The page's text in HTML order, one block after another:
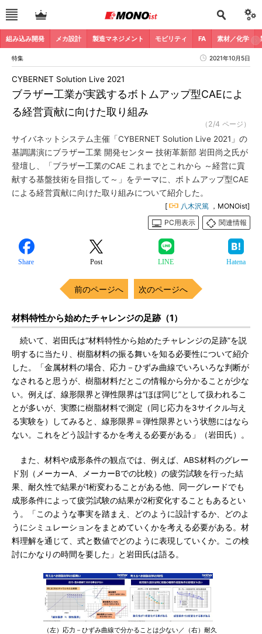
組み込み開発 メカ設計 製造マネジメント モビリティ FA 素材／化学
特集 2021年10月5日
ブラザー工業が実践するボトムアップ型CAEによ
る経営貢献に向けた取り組み
CYBERNET Solution Live 2021
（2/4 ページ）
サイバネットシステム主催「CYBERNET Solution Live 2021」の
基調講演にブラザー工業 開発センター 技術革新部 岩田尚之氏が
登壇し、「ブラザー工業のCAE これまでとこれから ～経営に貢
献する基盤技術を目指して～」をテーマに、ボトムアップ型CAE
による経営貢献に向けた取り組みについて紹介した。
[ 八木沢篤 ，MONOist]
PC用表示
関連情報
Share Post LINE Hatena
前のページへ 次のページへ
材料特性から始めたチャレンジの足跡（1）
続いて、岩田氏は“材料特性から始めたチャレンジの足跡”を説
明するに当たり、樹脂材料の振る舞いを知る必要性について紹介
した。「金属材料の場合、応力－ひずみ曲線でいろいろな判断が
なされると思うが、樹脂材料だとこの情報から分かることが少な
い。例えば、線形限界と弾性限界は“ほぼ同じ”として扱われるこ
とが多いが、実際に樹脂材料で測定（同じ応力を3サイクル与え
る実験を）してみると、線形限界＝弾性限界という状態にはなら
ない。これをどう設計するかを考える必要がある」（岩田氏）。
また、材料や成形条件の観点では、例えば、ABS材料のグレー
ド別（メーカーA、メーカーBでの比較）の疲労試験を行った結
果、耐久性で結果が1桁変わることがある他、同一グレードでも
成形条件によって疲労試験の結果が2桁変化することもあるとい
う。「このような事実を踏まえ、どのように設計するか、どのよ
うにシミュレーションをまとめていくかを考える必要がある。材
料理解を通じて、式と数値でどのように表現していくか。この検
討にかなりの時間を要した」と岩田氏は語る。
（左）応力－ひずみ曲線で分かることは少ない／（右）耐久